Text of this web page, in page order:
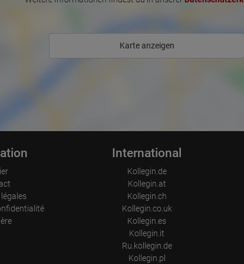
Karte anzeigen
International
Kollegin.de
Kollegin.at
Kollegin.ch
Kollegin.co.uk
Kollegin.es
Kollegin.it
Ru.kollegin.de
Kollegin.pl